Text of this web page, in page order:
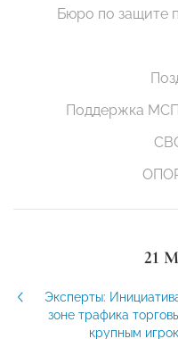
Бюро по защите
Поддержка
21
Эксперты:
зоне трафика
крупным